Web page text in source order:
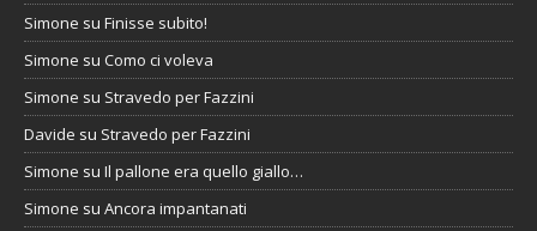
Simone su Finisse subito!
Simone su Como ci voleva
Simone su Stravedo per Fazzini
Davide su Stravedo per Fazzini
Simone su Il pallone era quello giallo…
Simone su Ancora impantanati